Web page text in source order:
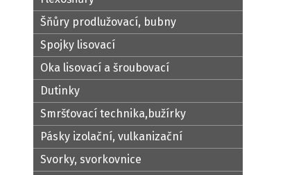
Šňůry prodlužovací, bubny
Spojky lisovací
Oka lisovací a šroubovací
Dutinky
Smršťovací technika,bužírky
Pásky izolační, vulkanizační
Svorky, svorkovnice